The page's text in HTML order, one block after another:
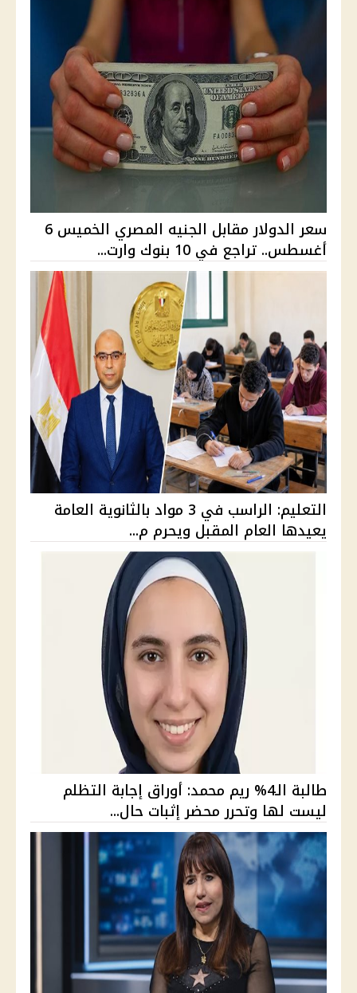
سعر الدولار مقابل الجنيه المصري الخميس 6
أغسطس.. تراجع في 10 بنوك وارت...
التعليم: الراسب في 3 مواد بالثانوية العامة
يعيدها العام المقبل ويحرم م...
طالبة الـ4% ريم محمد: أوراق إجابة التظلم
ليست لها وتحرر محضر إثبات حال...